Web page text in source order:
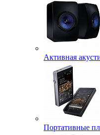
Активная
Портативные